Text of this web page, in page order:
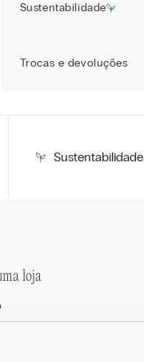
Sustentabilidade
Trocas e devoluções
Sustentabilidade
loja